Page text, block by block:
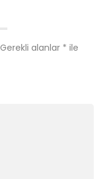
Gerekli alanlar * ile